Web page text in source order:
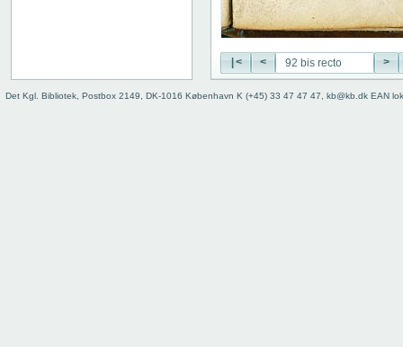
|< < >
Det Kgl. Bibliotek, Postbox 2149, DK-1016 København K (+45) 33 47 47 47, kb@kb.dk EAN